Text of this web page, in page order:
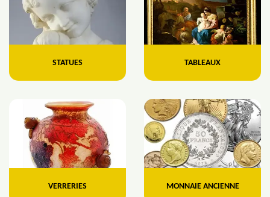
STATUES TABLEAUX
VERRERIES MONNAIE ANCIENNE